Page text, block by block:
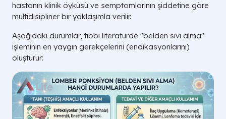
hastanın klinik öyküsü ve semptomlarının şiddetine göre
multidisipliner bir yaklaşımla verilir.
Aşağıdaki durumlar, tıbbi literatürde "belden sıvı alma"
işleminin en yaygın gerekçelerini (endikasyonlarını)
oluşturur: